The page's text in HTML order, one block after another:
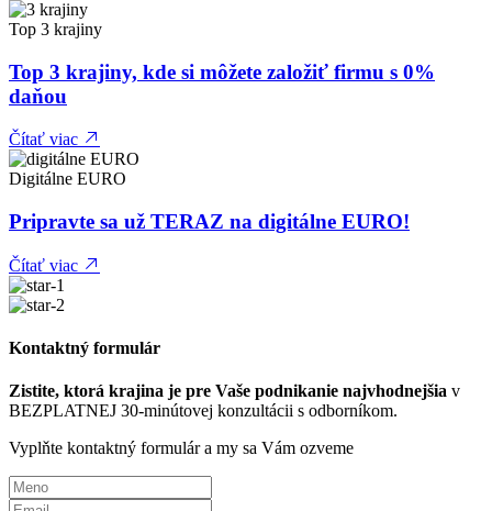
Top 3 krajiny
Top 3 krajiny, kde si môžete založiť firmu s 0%
daňou
Čítať viac
Digitálne EURO
Pripravte sa už TERAZ na digitálne EURO!
Čítať viac
Kontaktný formulár
Zistite, ktorá krajina je pre Vaše podnikanie najvhodnejšia v
BEZPLATNEJ 30-minútovej konzultácii s odborníkom.
Vyplňte kontaktný formulár a my sa Vám ozveme